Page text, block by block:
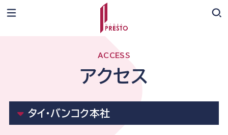
ACCESS
アクセス
タイ・バンコク本社